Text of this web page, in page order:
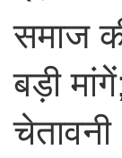
समाज
बड़ी
चेतावनी